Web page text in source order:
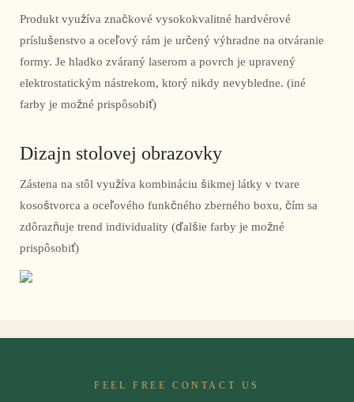
Produkt využíva značkové vysokokvalitné hardvérové ​​
príslušenstvo a oceľový rám je určený výhradne na otváranie
formy. Je hladko zváraný laserom a povrch je upravený
elektrostatickým nástrekom, ktorý nikdy nevybledne. (iné
farby je možné prispôsobiť)
Dizajn stolovej obrazovky
Zástena na stôl využíva kombináciu šikmej látky v tvare
kosoštvorca a oceľového funkčného zberného boxu, čím sa
zdôrazňuje trend individuality (ďalšie farby je možné
prispôsobiť)
FEEL FREE CONTACT US